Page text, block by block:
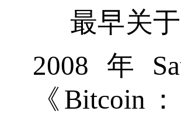
最早关
2008年
《Bitcoin